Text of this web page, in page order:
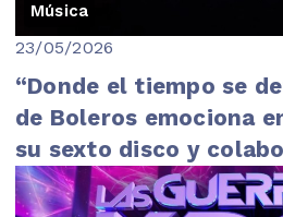
Música
23/05/2026
“Donde el tiempo se
de Boleros emociona
su sexto disco y